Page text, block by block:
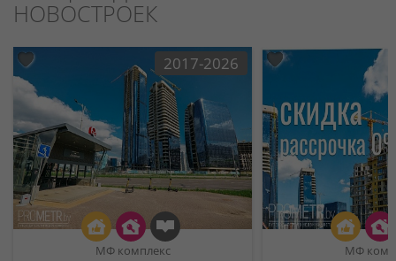
НОВОСТРОЕК
2017-2026
МФ комплекс МФ